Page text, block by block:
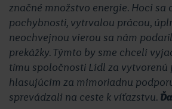
značné množstvo energie. Hoci sa
pochybnosti, vytrvalou prácou,
neochvejnou vierou sa nám
prekážky. Týmto by sme chceli
tímu spoločnosti Lidl za vytvorenú
hlasujúcim za mimoriadnu
sprevádzali na ceste k víťazstvu.